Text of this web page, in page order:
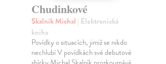
Chudinkové
Skalník Michal | Elektronická
kniha
Povídky o situacích, jimiž se nikdo
nechlubí V povídkách své debutové